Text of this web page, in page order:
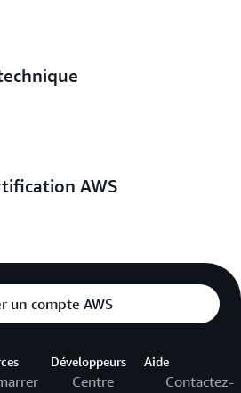
AWS
un compte AWS
Développeurs
Centre
Aide
Contactez-